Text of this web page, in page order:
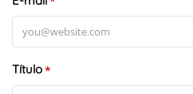
Título*